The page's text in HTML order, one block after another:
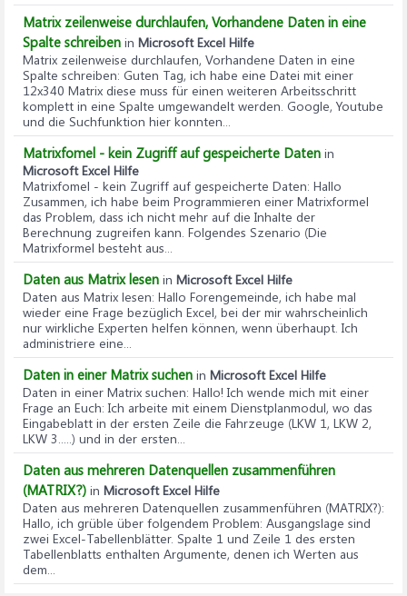
Matrix zeilenweise durchlaufen, Vorhandene Daten in eine
Spalte schreiben in Microsoft Excel Hilfe
Matrix zeilenweise durchlaufen, Vorhandene Daten in eine
Spalte schreiben: Guten Tag, ich habe eine Datei mit einer
12x340 Matrix diese muss für einen weiteren Arbeitsschritt
komplett in eine Spalte umgewandelt werden. Google, Youtube
und die Suchfunktion hier konnten...
Matrixfomel - kein Zugriff auf gespeicherte Daten in
Microsoft Excel Hilfe
Matrixfomel - kein Zugriff auf gespeicherte Daten: Hallo
Zusammen, ich habe beim Programmieren einer Matrixformel
das Problem, dass ich nicht mehr auf die Inhalte der
Berechnung zugreifen kann. Folgendes Szenario (Die
Matrixformel besteht aus...
Daten aus Matrix lesen in Microsoft Excel Hilfe
Daten aus Matrix lesen: Hallo Forengemeinde, ich habe mal
wieder eine Frage bezüglich Excel, bei der mir wahrscheinlich
nur wirkliche Experten helfen können, wenn überhaupt. Ich
administriere eine...
Daten in einer Matrix suchen in Microsoft Excel Hilfe
Daten in einer Matrix suchen: Hallo! Ich wende mich mit einer
Frage an Euch: Ich arbeite mit einem Dienstplanmodul, wo das
Eingabeblatt in der ersten Zeile die Fahrzeuge (LKW 1, LKW 2,
LKW 3.....) und in der ersten...
Daten aus mehreren Datenquellen zusammenführen
(MATRIX?) in Microsoft Excel Hilfe
Daten aus mehreren Datenquellen zusammenführen (MATRIX?):
Hallo, ich grüble über folgendem Problem: Ausgangslage sind
zwei Excel-Tabellenblätter. Spalte 1 und Zeile 1 des ersten
Tabellenblatts enthalten Argumente, denen ich Werten aus
dem...